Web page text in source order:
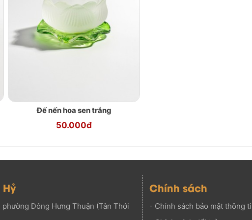
Đế nến hoa sen trắng
50.000đ
Đông Hưng Thuận (Tân Thới
Chính sách
- Chính sách bảo mật thông